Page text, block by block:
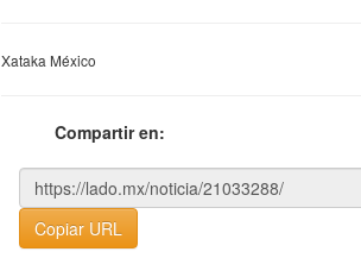
Xataka México
Compartir en:
Copiar URL